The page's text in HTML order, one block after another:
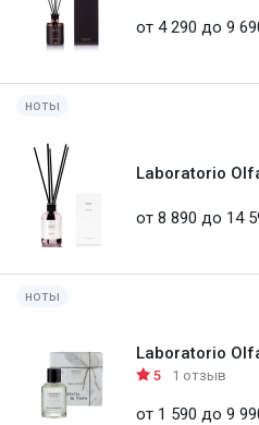
от 4 290 до 9
ноты
Laboratorio
от 8 890 до 14
ноты
Laboratorio
5 1 отзыв
от 1 590 до 9